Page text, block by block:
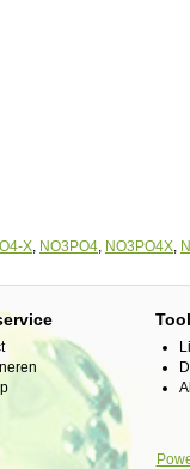
X, NO3PO4, NO3PO4X,